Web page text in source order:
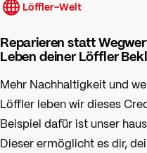
Löffler-Welt
Reparieren statt
Leben deiner Löffler
Mehr Nachhaltigkeit und
Löffler leben wir dieses
Beispiel dafür ist unser
Dieser ermöglicht es dir,